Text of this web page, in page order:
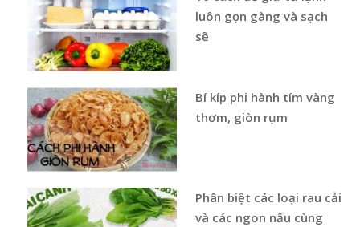
luôn gọn gàng và sạch
sẽ
Bí kíp phi hành tím vàng
thơm, giòn rụm
Phân biệt các loại rau cải
và các ngon nấu cùng